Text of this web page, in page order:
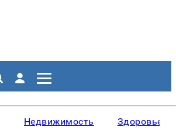
Недвижимость Здоровье